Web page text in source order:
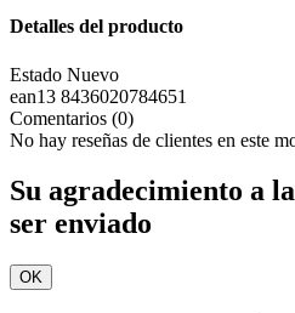
Detalles del producto
Estado Nuevo
ean13 8436020784651
Comentarios (0)
No hay reseñas de clientes en este
Su agradecimiento a
ser enviado
OK